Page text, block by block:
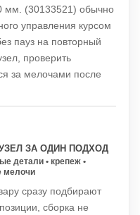
мм. (30133521) обычно
управления курсом
пауз на повторный
проверить
за мелочами после
ЗА ОДИН ПОДХОД
детали • крепеж •
мелочи
сразу подбирают
сборка не